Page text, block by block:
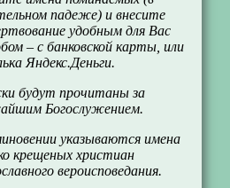
падеже) и внесите
удобным для Вас
– с банковской карты, или
Яндекс.Деньги.
будут прочитаны за
Богослужением.
указываются имена
крещеных христиан
вероисповедания.